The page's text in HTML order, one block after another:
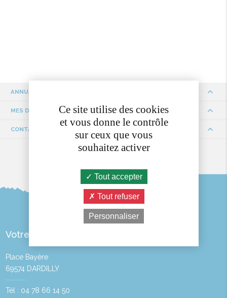
ANNUAIRE
MES DÉMARCHES
CONTACTS ET HORAIRES
Votre Mairie
Place Bayère
69574 DARDILLY
Tél : 04 78 66 14 50
Ce site utilise des cookies
et vous donne le contrôle
sur ceux que vous
souhaitez activer
Tout accepter
Tout refuser
Personnaliser